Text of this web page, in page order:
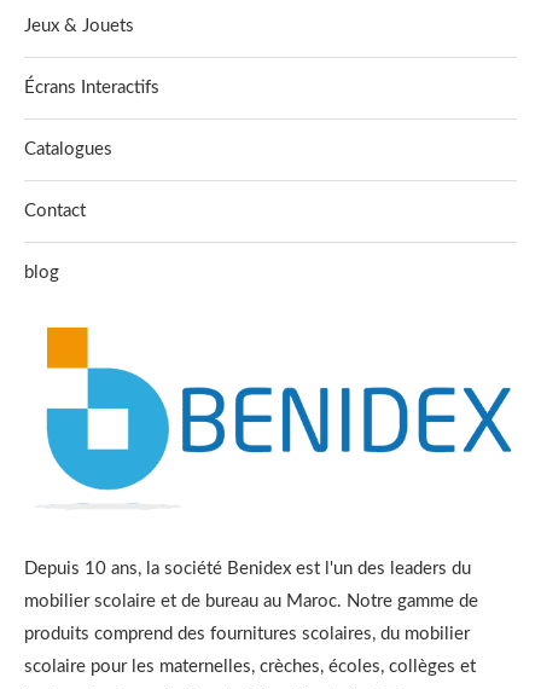
Jeux & Jouets
Écrans Interactifs
Catalogues
Contact
blog
Depuis 10 ans, la société Benidex est l'un des leaders du
mobilier scolaire et de bureau au Maroc. Notre gamme de
produits comprend des fournitures scolaires, du mobilier
scolaire pour les maternelles, crèches, écoles, collèges et